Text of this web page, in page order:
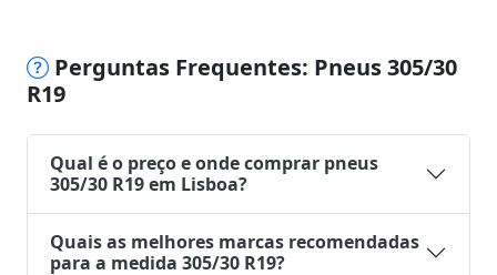
Perguntas Frequentes: Pneus 305/30
R19
Qual é o preço e onde comprar pneus
305/30 R19 em Lisboa?
Quais as melhores marcas recomendadas
para a medida 305/30 R19?